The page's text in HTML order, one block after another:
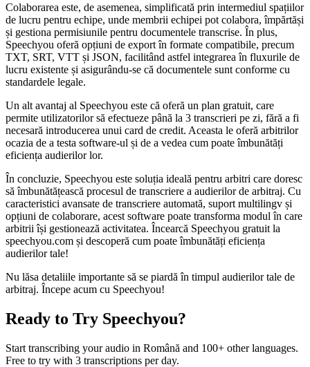
Colaborarea este, de asemenea, simplificată prin intermediul spațiilor
de lucru pentru echipe, unde membrii echipei pot colabora, împărtăși
și gestiona permisiunile pentru documentele transcrise. În plus,
Speechyou oferă opțiuni de export în formate compatibile, precum
TXT, SRT, VTT și JSON, facilitând astfel integrarea în fluxurile de
lucru existente și asigurându-se că documentele sunt conforme cu
standardele legale.
Un alt avantaj al Speechyou este că oferă un plan gratuit, care
permite utilizatorilor să efectueze până la 3 transcrieri pe zi, fără a fi
necesară introducerea unui card de credit. Aceasta le oferă arbitrilor
ocazia de a testa software-ul și de a vedea cum poate îmbunătăți
eficiența audierilor lor.
În concluzie, Speechyou este soluția ideală pentru arbitri care doresc
să îmbunătățească procesul de transcriere a audierilor de arbitraj. Cu
caracteristici avansate de transcriere automată, suport multilingv și
opțiuni de colaborare, acest software poate transforma modul în care
arbitrii își gestionează activitatea. Încearcă Speechyou gratuit la
speechyou.com și descoperă cum poate îmbunătăți eficiența
audierilor tale!
Nu lăsa detaliile importante să se piardă în timpul audierilor tale de
arbitraj. Începe acum cu Speechyou!
Ready to Try Speechyou?
Start transcribing your audio in Română and 100+ other languages.
Free to try with 3 transcriptions per day.